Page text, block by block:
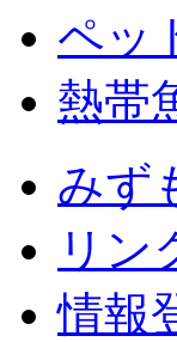
ペッ
熱帯
みず
リン
情報